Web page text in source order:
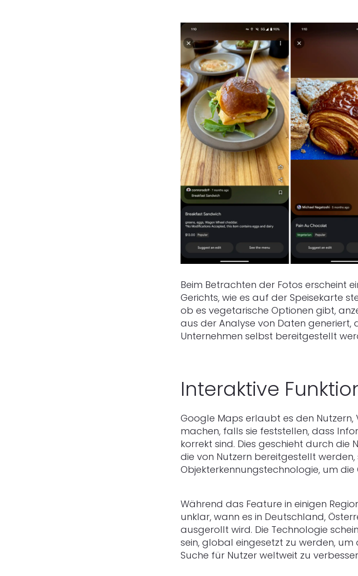
Beim Betrachten der Fotos erscheint
Gerichts, wie es auf der Speisekarte
ob es vegetarische Optionen gibt,
aus der Analyse von Daten
Unternehmen selbst bereitgestellt
Interaktive
Google Maps erlaubt es den
machen, falls sie feststellen, dass
korrekt sind. Dies geschieht durch die
die von Nutzern bereitgestellt
Objekterkennungstechnologie, um die
Während das Feature in einigen
unklar, wann es in Deutschland,
ausgerollt wird. Die Technologie
sein, global eingesetzt zu werden,
Suche für Nutzer weltweit zu